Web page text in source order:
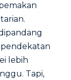
lebih
Tapi,